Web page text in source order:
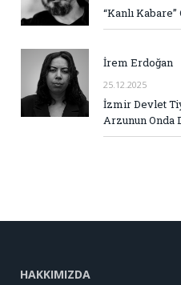
“Kanlı
İrem Erdoğan
25.12.2025
İzmir Devlet
Arzunun Onda
HAKKIMIZDA